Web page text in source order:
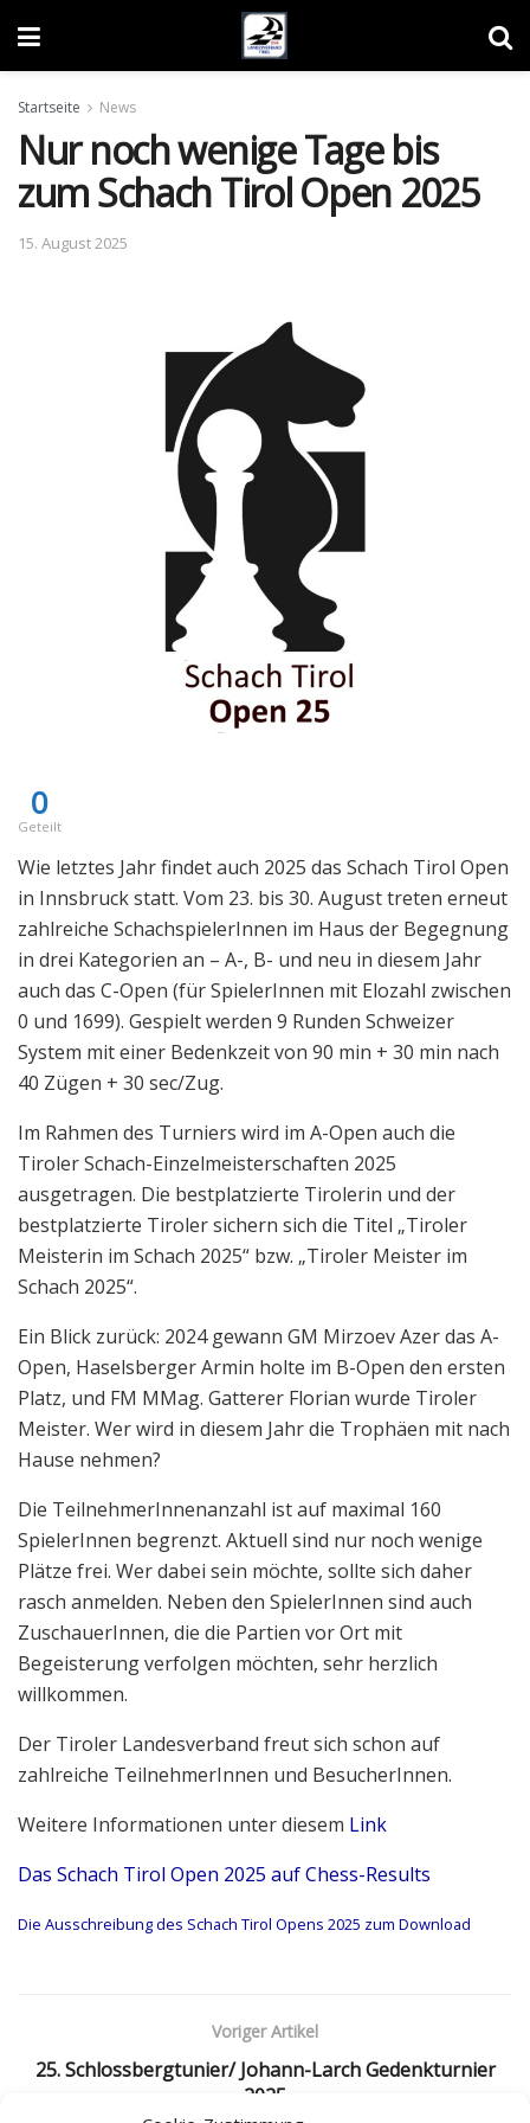
Startseite News
Nur noch wenige Tage bis
zum Schach Tirol Open 2025
15. August 2025
0
Geteilt
Wie letztes Jahr findet auch 2025 das Schach Tirol Open
in Innsbruck statt. Vom 23. bis 30. August treten erneut
zahlreiche SchachspielerInnen im Haus der Begegnung
in drei Kategorien an – A-, B- und neu in diesem Jahr
auch das C-Open (für SpielerInnen mit Elozahl zwischen
0 und 1699). Gespielt werden 9 Runden Schweizer
System mit einer Bedenkzeit von 90 min + 30 min nach
40 Zügen + 30 sec/Zug.
Im Rahmen des Turniers wird im A-Open auch die
Tiroler Schach-Einzelmeisterschaften 2025
ausgetragen. Die bestplatzierte Tirolerin und der
bestplatzierte Tiroler sichern sich die Titel „Tiroler
Meisterin im Schach 2025“ bzw. „Tiroler Meister im
Schach 2025“.
Ein Blick zurück: 2024 gewann GM Mirzoev Azer das A-
Open, Haselsberger Armin holte im B-Open den ersten
Platz, und FM MMag. Gatterer Florian wurde Tiroler
Meister. Wer wird in diesem Jahr die Trophäen mit nach
Hause nehmen?
Die TeilnehmerInnenanzahl ist auf maximal 160
SpielerInnen begrenzt. Aktuell sind nur noch wenige
Plätze frei. Wer dabei sein möchte, sollte sich daher
rasch anmelden. Neben den SpielerInnen sind auch
ZuschauerInnen, die die Partien vor Ort mit
Begeisterung verfolgen möchten, sehr herzlich
willkommen.
Der Tiroler Landesverband freut sich schon auf
zahlreiche TeilnehmerInnen und BesucherInnen.
Weitere Informationen unter diesem Link
Das Schach Tirol Open 2025 auf Chess-Results
Die Ausschreibung des Schach Tirol Opens 2025 zum Download
Voriger Artikel
25. Schlossbergtunier/ Johann-Larch Gedenkturnier
2025